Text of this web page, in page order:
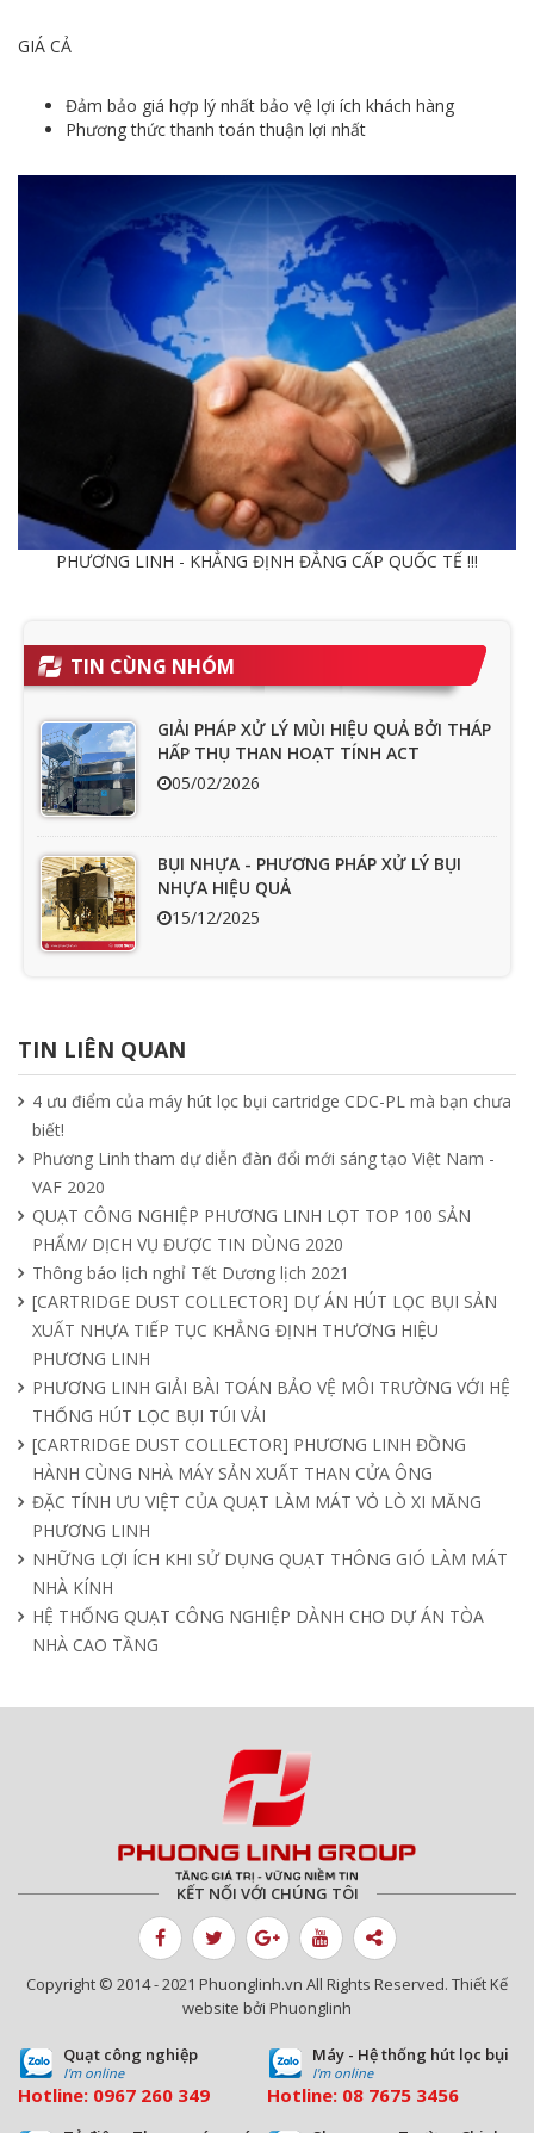
GIÁ CẢ
Đảm bảo giá hợp lý nhất bảo vệ lợi ích khách hàng
Phương thức thanh toán thuận lợi nhất
PHƯƠNG LINH - KHẲNG ĐỊNH ĐẲNG CẤP QUỐC TẾ !!!
TIN CÙNG NHÓM
GIẢI PHÁP XỬ LÝ MÙI HIỆU QUẢ BỞI THÁP
HẤP THỤ THAN HOẠT TÍNH ACT
05/02/2026
BỤI NHỰA - PHƯƠNG PHÁP XỬ LÝ BỤI
NHỰA HIỆU QUẢ
15/12/2025
15/04/2025
11/04/2025
Quạt nồi hơi công nghiệp và cách phân
loại theo mục đích sử dụng chuẩn nhất
04/04/2025
TIN LIÊN QUAN
4 ưu điểm của máy hút lọc bụi cartridge CDC-PL mà bạn chưa
biết!
Phương Linh tham dự diễn đàn đổi mới sáng tạo Việt Nam -
VAF 2020
QUẠT CÔNG NGHIỆP PHƯƠNG LINH LỌT TOP 100 SẢN
PHẨM/ DỊCH VỤ ĐƯỢC TIN DÙNG 2020
Thông báo lịch nghỉ Tết Dương lịch 2021
[CARTRIDGE DUST COLLECTOR] DỰ ÁN HÚT LỌC BỤI SẢN
XUẤT NHỰA TIẾP TỤC KHẲNG ĐỊNH THƯƠNG HIỆU
PHƯƠNG LINH
PHƯƠNG LINH GIẢI BÀI TOÁN BẢO VỆ MÔI TRƯỜNG VỚI HỆ
THỐNG HÚT LỌC BỤI TÚI VẢI
[CARTRIDGE DUST COLLECTOR] PHƯƠNG LINH ĐỒNG
HÀNH CÙNG NHÀ MÁY SẢN XUẤT THAN CỬA ÔNG
ĐẶC TÍNH ƯU VIỆT CỦA QUẠT LÀM MÁT VỎ LÒ XI MĂNG
PHƯƠNG LINH
NHỮNG LỢI ÍCH KHI SỬ DỤNG QUẠT THÔNG GIÓ LÀM MÁT
NHÀ KÍNH
HỆ THỐNG QUẠT CÔNG NGHIỆP DÀNH CHO DỰ ÁN TÒA
NHÀ CAO TẦNG
KẾT NỐI VỚI CHÚNG TÔI
Copyright © 2014 - 2021 Phuonglinh.vn All Rights Reserved. Thiết Kế
website bởi Phuonglinh
Quạt công nghiệp
I'm online
Hotline: 0967 260 349
Máy - Hệ thống hút lọc bụi
I'm online
Hotline: 08 7675 3456